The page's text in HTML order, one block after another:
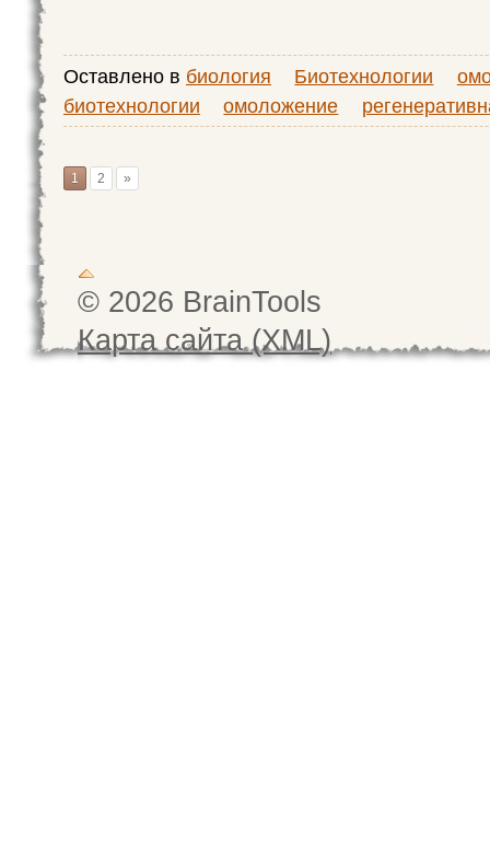
Оставлено в биология Биотехнологии
биотехнологии
омоложение
1 2 »
© 2026 BrainTools
Карта сайта (XML)